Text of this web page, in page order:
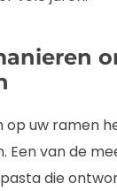
op uw ramen
Een van de
die